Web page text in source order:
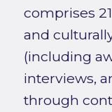
comprises
and
(including
interviews,
through